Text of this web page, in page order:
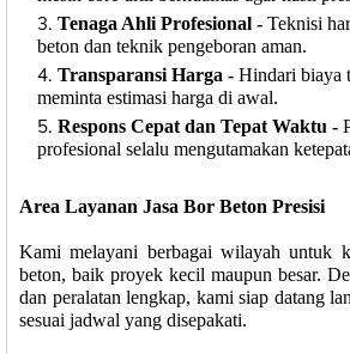
Tenaga Ahli Profesional - Teknisi
beton dan teknik pengeboran aman.
Transparansi Harga - Hindari biaya
meminta estimasi harga di awal.
Respons Cepat dan Tepat Waktu -
profesional selalu mengutamakan
Area Layanan Jasa Bor Beton Presisi
Kami melayani berbagai wilayah untuk
beton, baik proyek kecil maupun besar.
dan peralatan lengkap, kami siap datang
sesuai jadwal yang disepakati.